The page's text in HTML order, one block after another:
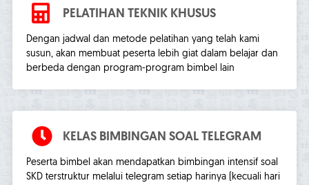
PELATIHAN TEKNIK KHUSUS
Dengan jadwal dan metode pelatihan yang telah kami
susun, akan membuat peserta lebih giat dalam belajar dan
berbeda dengan program-program bimbel lain
KELAS BIMBINGAN SOAL TELEGRAM
Peserta bimbel akan mendapatkan bimbingan intensif soal
SKD terstruktur melalui telegram setiap harinya (kecuali hari